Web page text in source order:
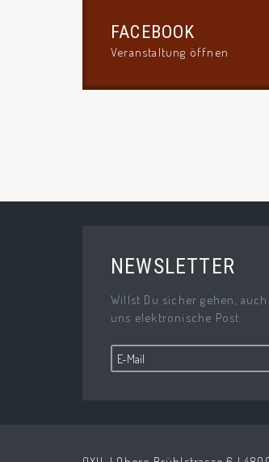
FACEBOOK
Veranstaltung öffnen
NEWSLETTER
Willst Du sicher gehen,
uns elektronische Post.